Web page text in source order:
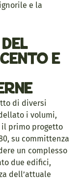
e la
e
di diversi
i volumi,
primo progetto
su committenza
un complesso
due edifici,
dell’attuale